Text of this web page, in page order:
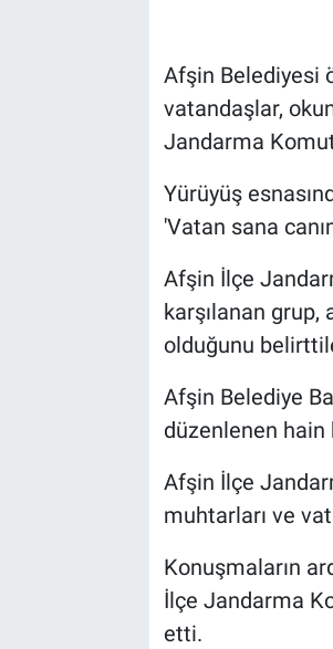
Afşin Belediyesi
vatandaşlar,
Jandarma
Yürüyüş
'Vatan sana
Afşin İlçe
karşılanan
olduğunu
Afşin Belediye
düzenlenen hain
Afşin İlçe
muhtarları ve
Konuşmaların
İlçe Jandarma
etti.